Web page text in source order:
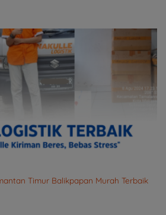
Timur Balikpapan Murah Terbaik